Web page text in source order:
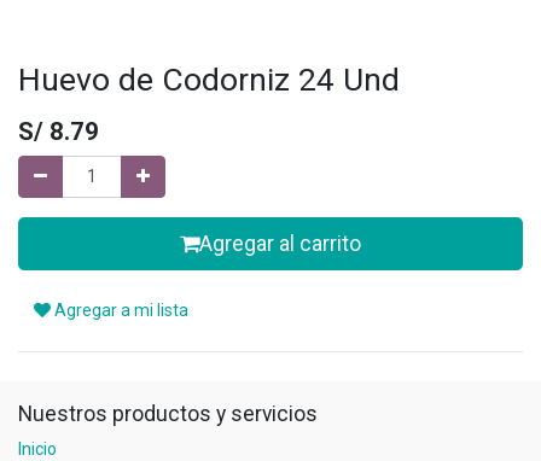
Huevo de Codorniz 24 Und
S/ 8.79
Agregar al carrito
Agregar a mi lista
Nuestros productos y servicios
Inicio